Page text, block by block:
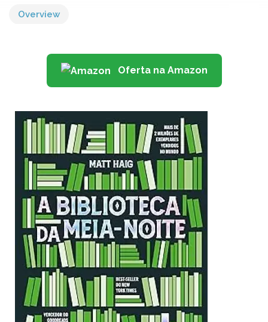
Overview
Oferta na Amazon